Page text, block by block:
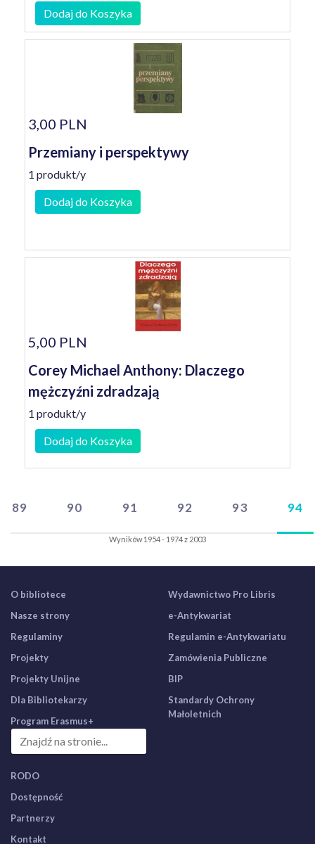
Dodaj do Koszyka
3,00 PLN
Przemiany i perspektywy
1 produkt/y
Dodaj do Koszyka
5,00 PLN
Corey Michael Anthony: Dlaczego
mężczyźni zdradzają
1 produkt/y
Dodaj do Koszyka
89 90 91 92 93 94
Wyników 1954 - 1974 z 2003
O bibliotece
Nasze strony
Regulaminy
Projekty
Projekty Unijne
Dla Bibliotekarzy
Program Erasmus+
Wydawnictwo Pro Libris
e-Antykwariat
Regulamin e-Antykwariatu
Zamówienia Publiczne
BIP
Standardy Ochrony
Małoletnich
RODO
Dostępność
Partnerzy
Kontakt